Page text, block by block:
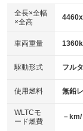
：装備なし
パワーウィンドウ
アイドリングスト
：装備あり
USB入力端子
：装備あり
100V電源
：装備なし
センターデフロッ
：装備なし
：装備あり
革シート
キーレス
HID(キセノンラ
：装備なし
バックカメラ
：装備あり
エアロ
：装備なし
全長×全幅
×全高
車両重量
駆動形式 フル
使用燃料 無鉛
WLTCモ
ード燃費
－